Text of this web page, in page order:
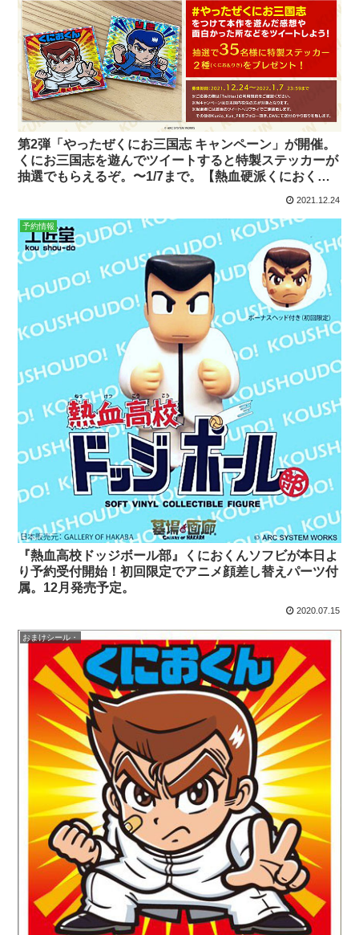
第2弾「やったぜくにお三国志 キャンペーン」が開催。
くにお三国志を遊んでツイートすると特製ステッカーが
抽選でもらえるぞ。〜1/7まで。【熱血硬派くにおく
2021.12.24
予約情報
『熱血高校ドッジボール部』くにおくんソフビが本日よ
り予約受付開始！初回限定でアニメ顔差し替えパーツ付
属。12月発売予定。
2020.07.15
おまけシール・